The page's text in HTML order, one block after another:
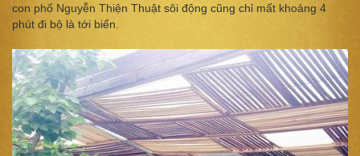
con phố Nguyễn Thiện Thuật sôi động cũng chỉ mất khoảng 4
phút đi bộ là tới biển.